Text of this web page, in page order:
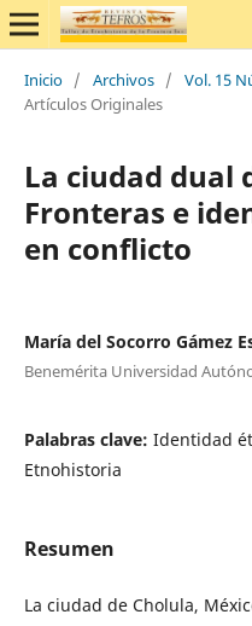
Inicio / Archivos / Vol. 15
Artículos Originales
La ciudad dual
Fronteras e
en conflicto
María del Socorro Gámez
Benemérita Universidad
Palabras clave: Identidad
Etnohistoria
Resumen
La ciudad de Cholula,